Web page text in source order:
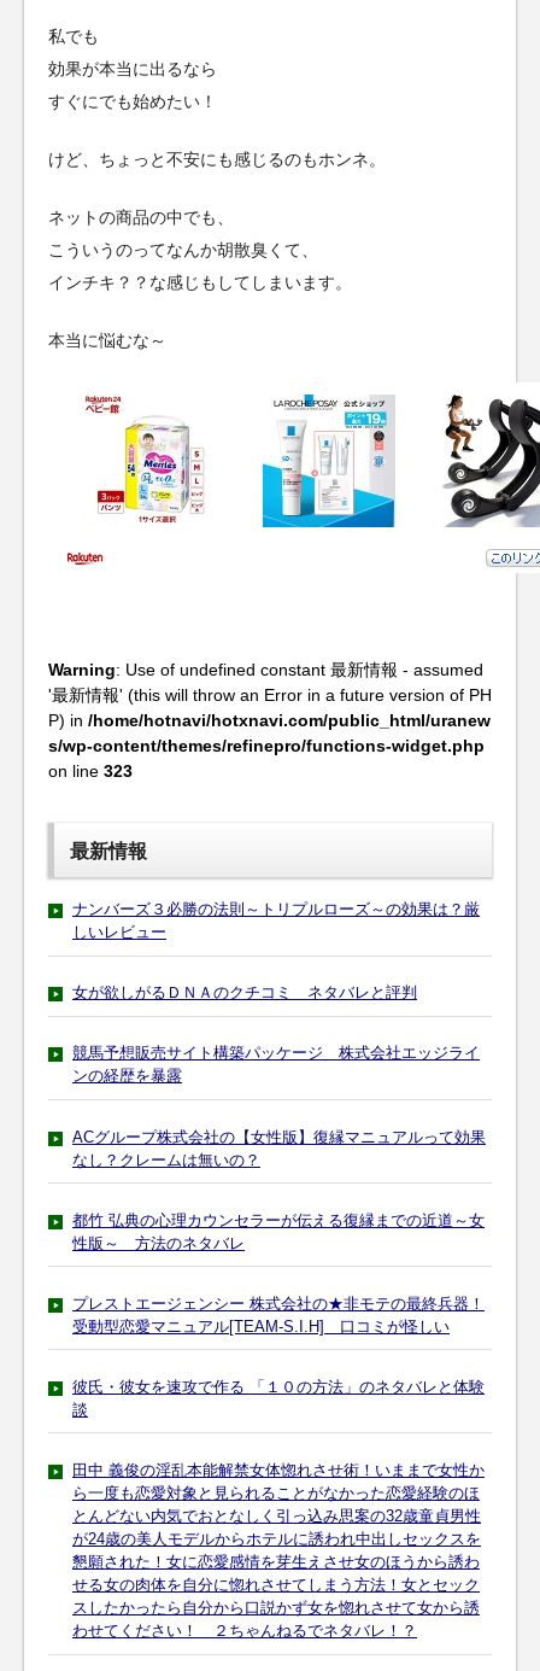
私でも
効果が本当に出るなら
すぐにでも始めたい！
けど、ちょっと不安にも感じるのもホンネ。
ネットの商品の中でも、
こういうのってなんか胡散臭くて、
インチキ？？な感じもしてしまいます。
本当に悩むな～
Warning: Use of undefined constant 最新情報 - assumed
'最新情報' (this will throw an Error in a future version of PH
P) in /home/hotnavi/hotxnavi.com/public_html/uranew
s/wp-content/themes/refinepro/functions-widget.php
on line 323
最新情報
ナンバーズ３必勝の法則～トリプルローズ～の効果は？厳
しいレビュー
女が欲しがるＤＮＡのクチコミ ネタバレと評判
競馬予想販売サイト構築パッケージ 株式会社エッジライ
ンの経歴を暴露
ACグループ株式会社の【女性版】復縁マニュアルって効果
なし？クレームは無いの？
都竹 弘典の心理カウンセラーが伝える復縁までの近道～女
性版～ 方法のネタバレ
プレストエージェンシー 株式会社の★非モテの最終兵器！
受動型恋愛マニュアル[TEAM-S.I.H] 口コミが怪しい
彼氏・彼女を速攻で作る 「１０の方法」のネタバレと体験
談
田中 義俊の淫乱本能解禁女体惚れさせ術！いままで女性か
ら一度も恋愛対象と見られることがなかった恋愛経験のほ
とんどない内気でおとなしく引っ込み思案の32歳童貞男性
が24歳の美人モデルからホテルに誘われ中出しセックスを
懇願された！女に恋愛感情を芽生えさせ女のほうから誘わ
せる女の肉体を自分に惚れさせてしまう方法！女とセック
スしたかったら自分から口説かず女を惚れさせて女から誘
わせてください！ ２ちゃんねるでネタバレ！？